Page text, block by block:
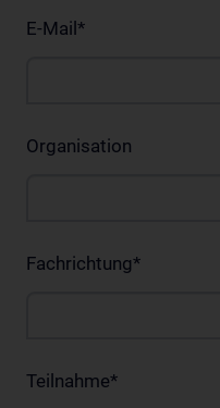
E-Mail *
Organisation
Fachrichtung*
Teilnahme*